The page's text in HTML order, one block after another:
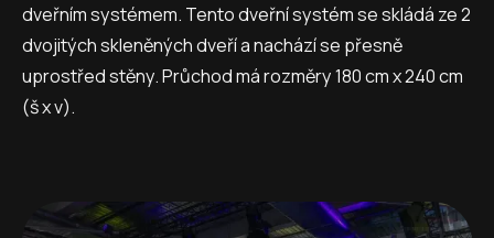
dveřním systémem. Tento dveřní systém se skládá ze 2
dvojitých skleněných dveří a nachází se přesně
uprostřed stěny. Průchod má rozměry 180 cm x 240 cm
(š x v).